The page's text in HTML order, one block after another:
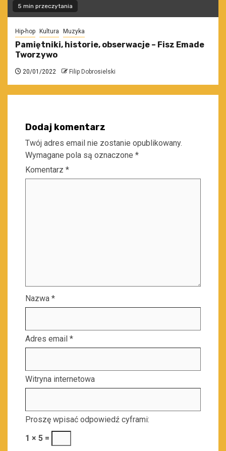
5 min przeczytania
Hip-hop Kultura Muzyka
Pamiętniki, historie, obserwacje – Fisz Emade
Tworzywo
20/01/2022 Filip Dobrosielski
Dodaj komentarz
Twój adres email nie zostanie opublikowany.
Wymagane pola są oznaczone *
Komentarz *
Nazwa *
Adres email *
Witryna internetowa
Proszę wpisać odpowiedź cyframi:
1 × 5 =